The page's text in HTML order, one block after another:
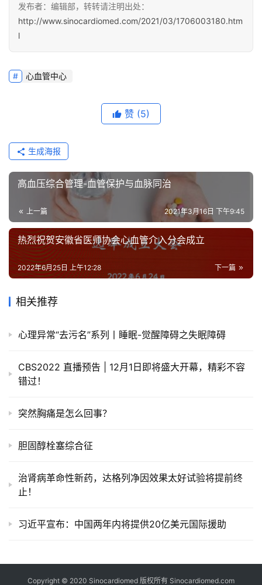
心
血
床
血
管
专
题
心
血
管
健
康
问
社
发布者：编辑部，转转请注明出处：
http://www.sinocardiomed.com/2021/03/1706003180.htm
l
心血管中心
赞 (5)
生成海报
高血压综合管理-血管保护与血脉同治
上一篇 2021年3月16日 下午9:45
热烈祝贺安徽省医师协会心血管介入分会成立
下一篇
2022年6月25日 上午12:28
相关推荐
心理异常“去污名”系列丨睡眠-觉醒障碍之失眠障碍
CBS2022 直播预告 | 12月1日即将盛大开幕，精彩不容
错过！
突然胸痛是怎么回事？
胆固醇栓塞综合征
治肾病革命性新药，达格列净因效果太好试验将提前终
止！
习近平宣布：中国两年内将提供20亿美元国际援助
Copyright © 2020 Sinocardiomed 版权所有 Sinocardiomed.com